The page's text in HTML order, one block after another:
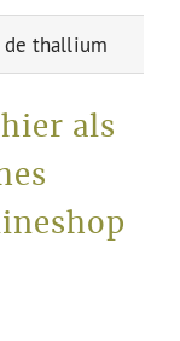
de thallium
als